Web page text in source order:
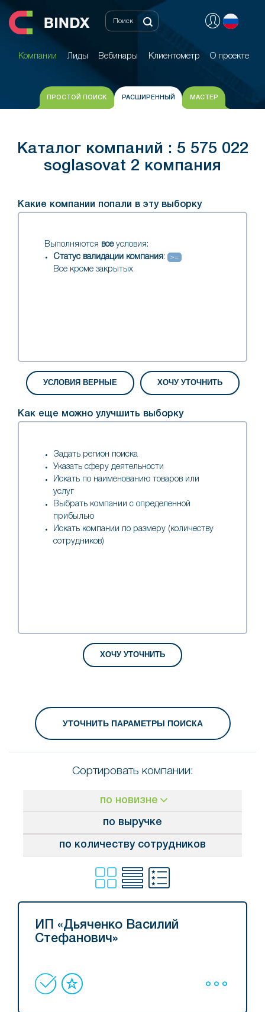
Компании Лиды Вебинары Клиентометр О проекте
Компании Лиды Вебинары Клиентометр О проекте
ПРОСТОЙ ПОИСК РАСШИРЕННЫЙ МАСТЕР
Каталог компаний : 5 575 022
soglasovat 2 компания
Какие компании попали в эту выборку
Выполняются всеусловия:
Статус валидации компания : >=
Все кроме закрытых
Как еще можно улучшить выборку
Задать регион поиска
Указать сферу деятельности
Искать по наименованию товаров или
услуг
Выбрать компании с определенной
прибылью
Искать компании по размеру (количеству
сотрудников)
Сортировать компании:
по новизне
по выручке
по количеству сотрудников
ИП «Дьяченко Василий
Стефанович»